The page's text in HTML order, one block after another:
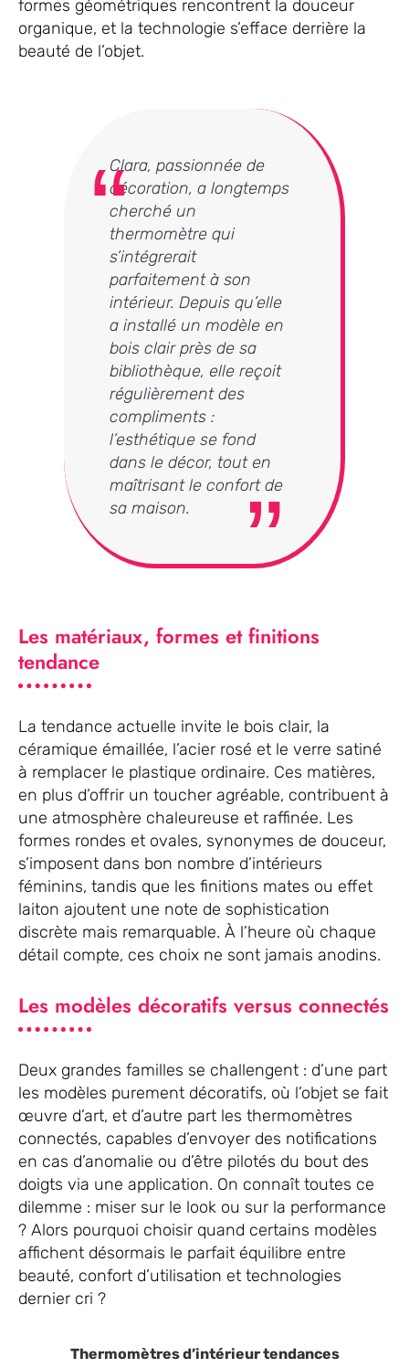
formes géométriques rencontrent la douceur
organique, et la technologie s’efface derrière la
beauté de l’objet.
Clara, passionnée de
décoration, a longtemps
cherché un
thermomètre qui
s’intégrerait
parfaitement à son
intérieur. Depuis qu’elle
a installé un modèle en
bois clair près de sa
bibliothèque, elle reçoit
régulièrement des
compliments :
l’esthétique se fond
dans le décor, tout en
maîtrisant le confort de
sa maison.
Les matériaux, formes et finitions
tendance
La tendance actuelle invite le bois clair, la
céramique émaillée, l’acier rosé et le verre satiné
à remplacer le plastique ordinaire. Ces matières,
en plus d’offrir un toucher agréable, contribuent à
une atmosphère chaleureuse et raffinée. Les
formes rondes et ovales, synonymes de douceur,
s’imposent dans bon nombre d’intérieurs
féminins, tandis que les finitions mates ou effet
laiton ajoutent une note de sophistication
discrète mais remarquable. À l’heure où chaque
détail compte, ces choix ne sont jamais anodins.
Les modèles décoratifs versus connectés
Deux grandes familles se challengent : d’une part
les modèles purement décoratifs, où l’objet se fait
œuvre d’art, et d’autre part les thermomètres
connectés, capables d’envoyer des notifications
en cas d’anomalie ou d’être pilotés du bout des
doigts via une application. On connaît toutes ce
dilemme : miser sur le look ou sur la performance
? Alors pourquoi choisir quand certains modèles
affichent désormais le parfait équilibre entre
beauté, confort d’utilisation et technologies
dernier cri ?
Thermomètres d’intérieur tendances